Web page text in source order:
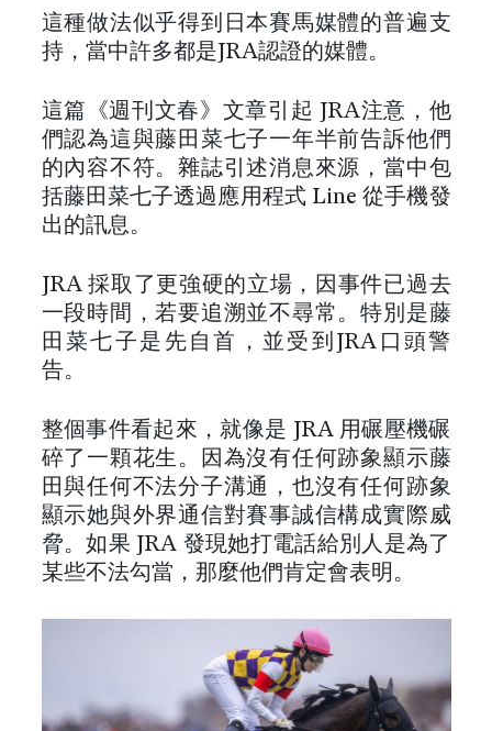
這種做法似乎得到日本賽馬媒體的普遍支
持，當中許多都是JRA認證的媒體。
這篇《週刊文春》文章引起 JRA注意，他
們認為這與藤田菜七子一年半前告訴他們
的內容不符。雜誌引述消息來源，當中包
括藤田菜七子透過應用程式 Line 從手機發
出的訊息。
JRA 採取了更強硬的立場，因事件已過去
一段時間，若要追溯並不尋常。特別是藤
田菜七子是先自首，並受到JRA口頭警
告。
整個事件看起來，就像是 JRA 用碾壓機碾
碎了一顆花生。因為沒有任何跡象顯示藤
田與任何不法分子溝通，也沒有任何跡象
顯示她與外界通信對賽事誠信構成實際威
脅。如果 JRA 發現她打電話給別人是為了
某些不法勾當，那麼他們肯定會表明。